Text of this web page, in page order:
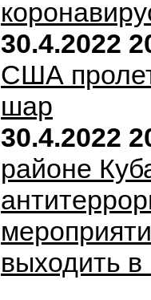
30.4.2022
США
шар
30.4.2022
районе
выходить